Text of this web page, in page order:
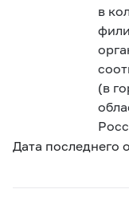
в
(в
Дата последнего